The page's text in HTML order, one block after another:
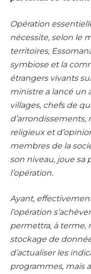
Opération
nécessite, selon le
territoires,
symbiose et la
étrangers vivants
ministre a lancé un
villages, chefs de
d’arrondissements,
religieux et
membres de la
son niveau, joue sa
l’opération.
Ayant,
l’opération
permettra, à terme,
stockage de
d’actualiser les
programmes, mais